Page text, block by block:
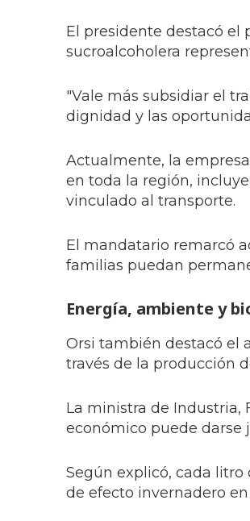
El presidente destacó el
sucroalcoholera
"Vale más subsidiar el
dignidad y las
Actualmente, la
en toda la región,
vinculado al transporte.
El mandatario remarcó
familias puedan
Energía, ambiente y
Orsi también destacó el
través de la producción
La ministra de Industria,
económico puede darse
Según explicó, cada
de efecto invernadero